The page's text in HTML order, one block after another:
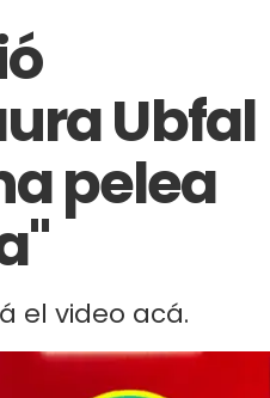
Ubfal
pelea
el video acá.